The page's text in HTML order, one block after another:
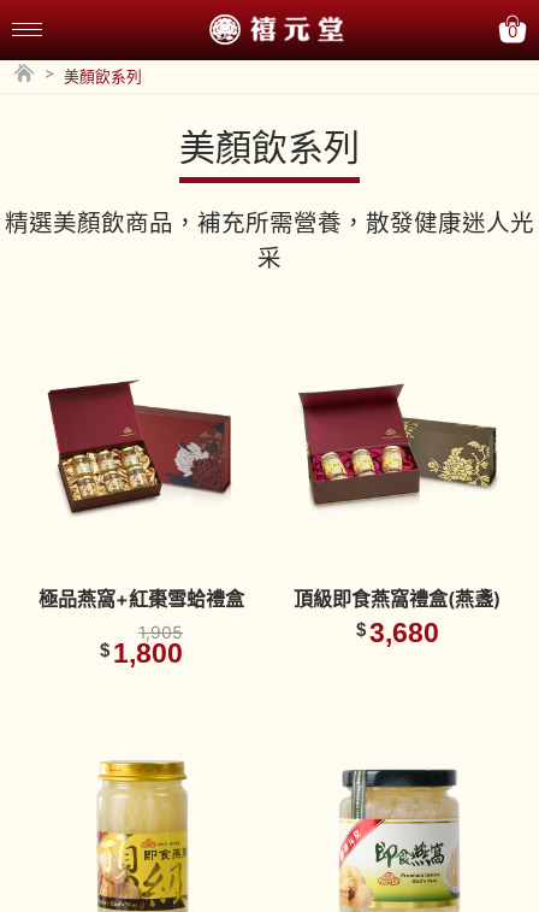
0
> 美顏飲系列
美顏飲系列
精選美顏飲商品，補充所需營養，散發健康迷人光
采
極品燕窩+紅棗雪蛤禮盒
1,905
$ 1,800
頂級即食燕窩禮盒(燕盞)
$3,680